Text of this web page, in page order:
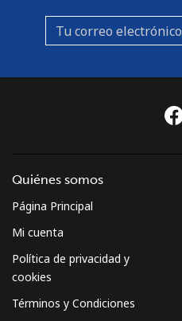
Quiénes somos
Página Principal
Mi cuenta
Política de privacidad y
cookies
Términos y Condiciones